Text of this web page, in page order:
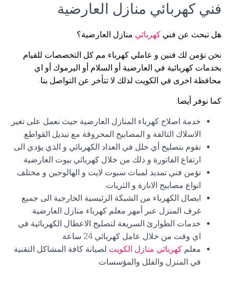
فني كهربائي منازل العارضية
هل تبحث عن فني كهربائي منازل العارضية؟
نحن نؤمن لك فنين و عاملي كهرباء مم كل التخصصات للقيام
بخدمات كهربائية في العارضية أو السلام أو اليرموك أو اي
محافظة اخرى في الكويت لذلك لا تتأخر عن التواصل بنا.
كما نوفر أيضا:
خدمة اصلاح كهرباء المنازل العارضية حيث نعمل على تغير
الاسلاك التالفة و المصابيح المحروقة مع تبديل القواطع.
نقوم بتصليح أي خلل في العداد الكهربائي و الذي يؤدي الى
ارتفاع الفاتورة و ذلك من خلال كهربائي بيوت العارضية.
نؤمن فني تمديد لمبات سبوت لايت و الهالوجين و مختلف
انواع مصابيح الانارة و الثريات.
ايصال الكهرباء من الشبكة الرئيسية الخارجية الى جميع
غرف المنزل عبر أمهر معلم كهرباء منازل العارضية.
خدمات الطوارئ السريعة لتصليح الاعطال الكهربائية في
اي وقت من خلال عامل كهربائي 24 ساعة.
معلم كهربائي منازل الكويت لصيانة كافة المشاكل التقنية
في المنزل والفلل والمؤسسات